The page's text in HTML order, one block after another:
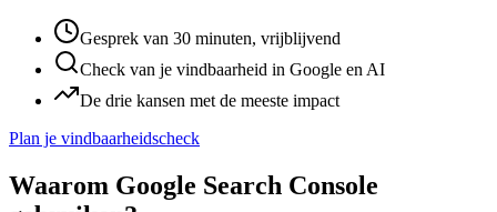
Gesprek van 30 minuten, vrijblijvend
Check van je vindbaarheid in Google en AI
De drie kansen met de meeste impact
Plan je vindbaarheidscheck
Waarom Google Search Console